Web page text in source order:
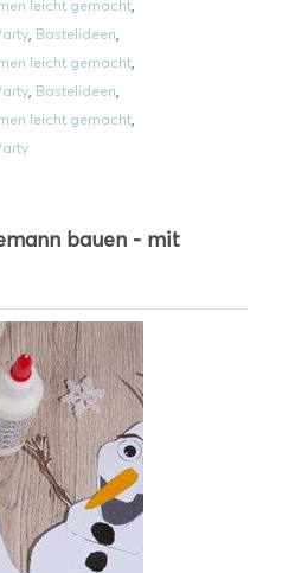
leicht gemacht,
, Bastelideen,
leicht gemacht,
, Bastelideen,
leicht gemacht,
bauen - mit